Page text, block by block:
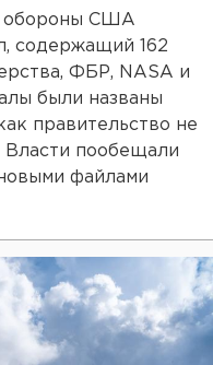
обороны США
содержащий 162
ФБР, NASA и
были названы
правительство не
Власти пообещали
файлами